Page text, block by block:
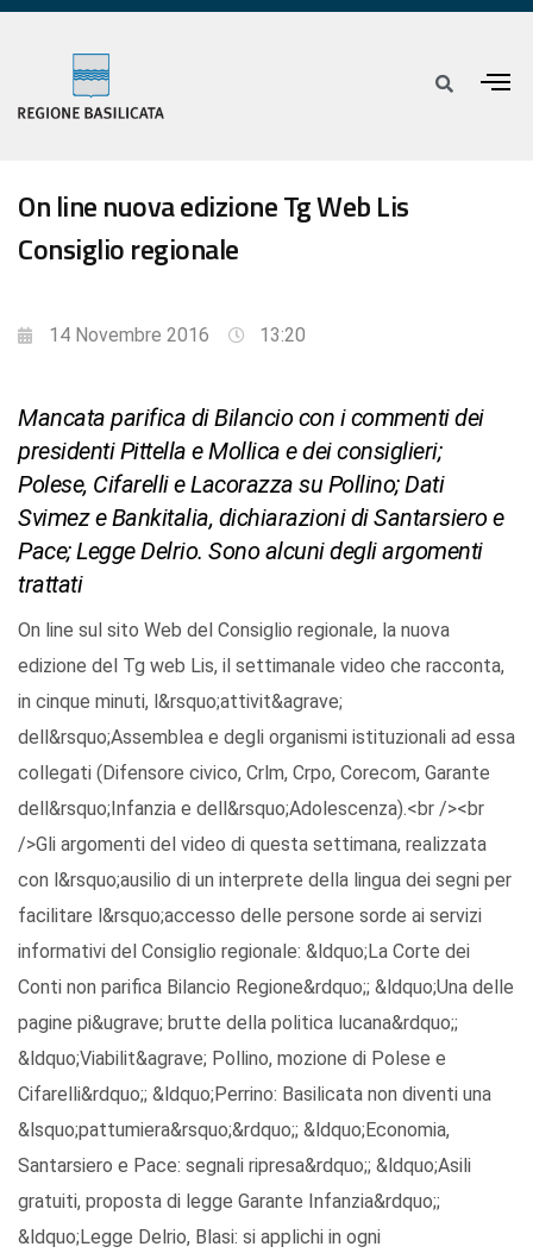
On line nuova edizione Tg Web Lis
Consiglio regionale
14 Novembre 2016 13:20
Mancata parifica di Bilancio con i commenti dei
presidenti Pittella e Mollica e dei consiglieri;
Polese, Cifarelli e Lacorazza su Pollino; Dati
Svimez e Bankitalia, dichiarazioni di Santarsiero e
Pace; Legge Delrio. Sono alcuni degli argomenti
trattati
On line sul sito Web del Consiglio regionale, la nuova
edizione del Tg web Lis, il settimanale video che racconta,
in cinque minuti, l&rsquo;attivit&agrave;
dell&rsquo;Assemblea e degli organismi istituzionali ad essa
collegati (Difensore civico, Crlm, Crpo, Corecom, Garante
dell&rsquo;Infanzia e dell&rsquo;Adolescenza).<br /><br
/>Gli argomenti del video di questa settimana, realizzata
con l&rsquo;ausilio di un interprete della lingua dei segni per
facilitare l&rsquo;accesso delle persone sorde ai servizi
informativi del Consiglio regionale: &ldquo;La Corte dei
Conti non parifica Bilancio Regione&rdquo;; &ldquo;Una delle
pagine pi&ugrave; brutte della politica lucana&rdquo;;
&ldquo;Viabilit&agrave; Pollino, mozione di Polese e
Cifarelli&rdquo;; &ldquo;Perrino: Basilicata non diventi una
&lsquo;pattumiera&rsquo;&rdquo;; &ldquo;Economia,
Santarsiero e Pace: segnali ripresa&rdquo;; &ldquo;Asili
gratuiti, proposta di legge Garante Infanzia&rdquo;;
&ldquo;Legge Delrio, Blasi: si applichi in ogni